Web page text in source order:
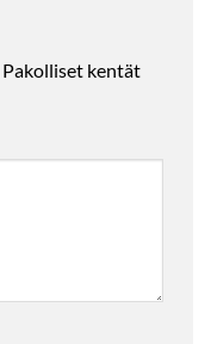
Pakolliset kentät